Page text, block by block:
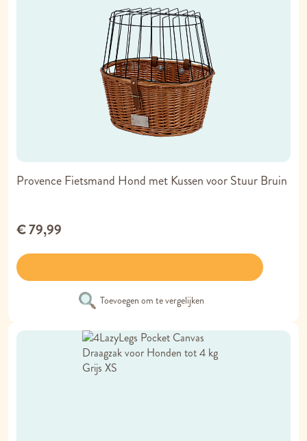
Provence Fietsmand Hond met Kussen voor Stuur Bruin
€ 79,99
Toevoegen om te vergelijken